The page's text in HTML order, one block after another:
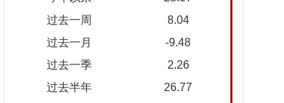
过去一周
8.04
过去一月
-9.48
过去一季
2.26
过去半年
26.77
2026-
2.5921
08-06
2026-
2.5282